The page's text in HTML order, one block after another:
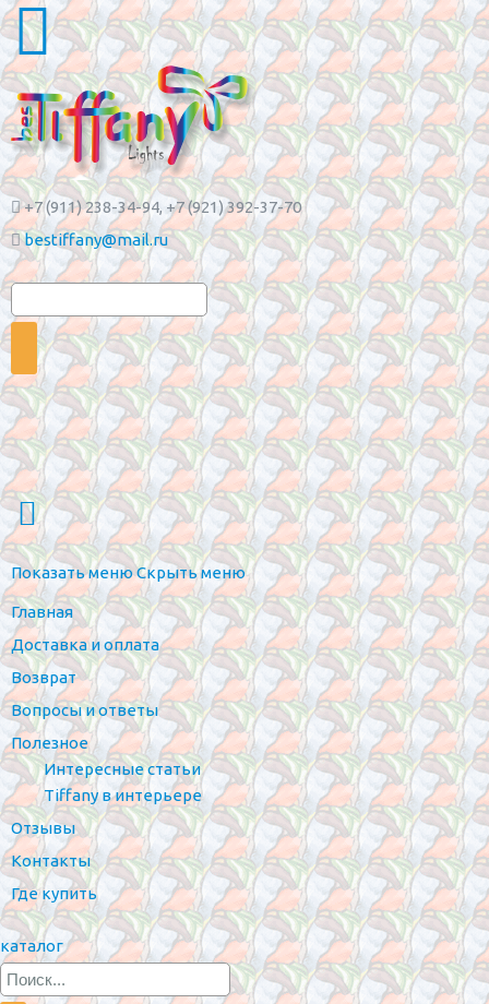
+7 (911) 238-34-94, +7 (921) 392-37-70
bestiffany@mail.ru
Показать менюСкрыть меню
Главная
Доставка и оплата
Возврат
Вопросы и ответы
Полезное
Интересные статьи
Tiffany в интерьере
Отзывы
Контакты
Где купить
каталог